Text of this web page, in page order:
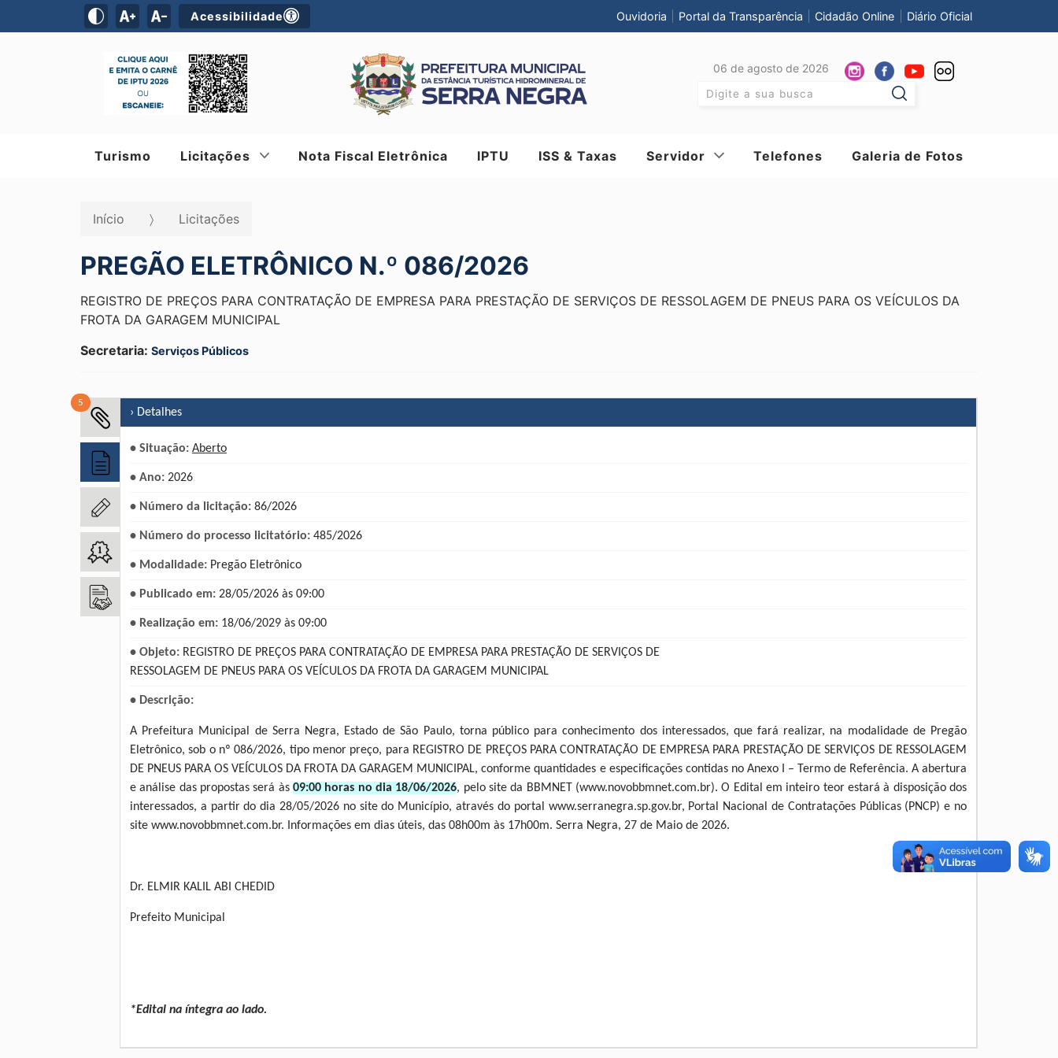
Acessibilidade Ouvidoria Portal da Transparência Cidadão Online Diário Oficial
06 de agosto de 2026
Turismo Licitações Nota Fiscal Eletrônica IPTU ISS & Taxas Servidor Telefones Galeria de Fotos
Início Licitações
PREGÃO ELETRÔNICO N.º 086/2026
REGISTRO DE PREÇOS PARA CONTRATAÇÃO DE EMPRESA PARA PRESTAÇÃO DE SERVIÇOS DE RESSOLAGEM DE PNEUS PARA OS VEÍCULOS DA
FROTA DA GARAGEM MUNICIPAL
Secretaria: Serviços Públicos
5
› Detalhes
• Situação: Aberto
• Ano: 2026
• Número da licitação: 86/2026
• Número do processo licitatório: 485/2026
• Modalidade: Pregão Eletrônico
• Publicado em: 28/05/2026 às 09:00
• Realização em: 18/06/2029 às 09:00
• Objeto: REGISTRO DE PREÇOS PARA CONTRATAÇÃO DE EMPRESA PARA PRESTAÇÃO DE SERVIÇOS DE
RESSOLAGEM DE PNEUS PARA OS VEÍCULOS DA FROTA DA GARAGEM MUNICIPAL
• Descrição:
A Prefeitura Municipal de Serra Negra, Estado de São Paulo, torna público para conhecimento dos interessados, que fará realizar, na modalidade de Pregão
Eletrônico, sob o nº 086/2026, tipo menor preço, para REGISTRO DE PREÇOS PARA CONTRATAÇÃO DE EMPRESA PARA PRESTAÇÃO DE SERVIÇOS DE RESSOLAGEM
DE PNEUS PARA OS VEÍCULOS DA FROTA DA GARAGEM MUNICIPAL, conforme quantidades e especificações contidas no Anexo I – Termo de Referência. A abertura
e análise das propostas será às 09:00 horas no dia 18/06/2026, pelo site da BBMNET (www.novobbmnet.com.br). O Edital em inteiro teor estará à disposição dos
interessados, a partir do dia 28/05/2026 no site do Município, através do portal www.serranegra.sp.gov.br, Portal Nacional de Contratações Públicas (PNCP) e no
site www.novobbmnet.com.br. Informações em dias úteis, das 08h00m às 17h00m. Serra Negra, 27 de Maio de 2026.
Dr. ELMIR KALIL ABI CHEDID
Prefeito Municipal
*Edital na íntegra ao lado.